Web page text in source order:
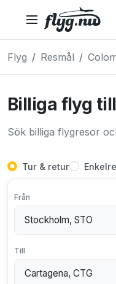
Flyg Resmål
Billiga flyg
Sök billiga flygresor
Tur & retur
Från
Till